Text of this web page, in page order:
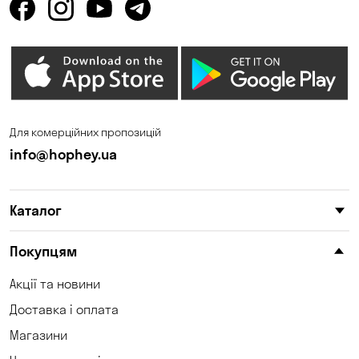
Олександрівка
Соколівське Сонячне
Трушки
Черняхівка
Шкарівка
Для комерційних пропозицій
info@hophey.ua
Каталог
Покупцям
Акції та новини
Доставка і оплата
Магазини